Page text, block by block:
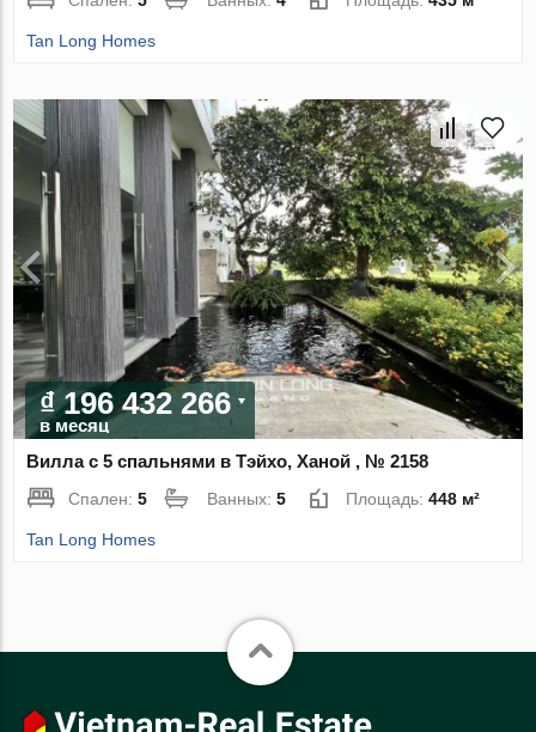
Tan Long Homes
₫ 196 432 266
в месяц
Вилла с 5 спальнями в Тэйхо, Ханой , № 2158
Спален:5 Ванных:5 Площадь:448 м²
Tan Long Homes